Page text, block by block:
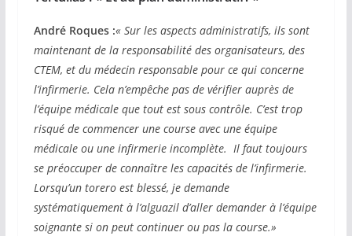
André Roques :« Sur les aspects administratifs, ils sont
maintenant de la responsabilité des organisateurs, des
CTEM, et du médecin responsable pour ce qui concerne
l’infirmerie. Cela n’empêche pas de vérifier auprès de
l’équipe médicale que tout est sous contrôle. C’est trop
risqué de commencer une course avec une équipe
médicale ou une infirmerie incomplète. Il faut toujours
se préoccuper de connaître les capacités de l’infirmerie.
Lorsqu’un torero est blessé, je demande
systématiquement à l’alguazil d’aller demander à l’équipe
soignante si on peut continuer ou pas la course.»